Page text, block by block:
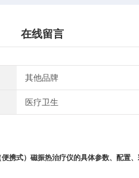
在线留言
其他品牌
医疗卫生
便携式）磁振热治疗仪的具体参数、配置